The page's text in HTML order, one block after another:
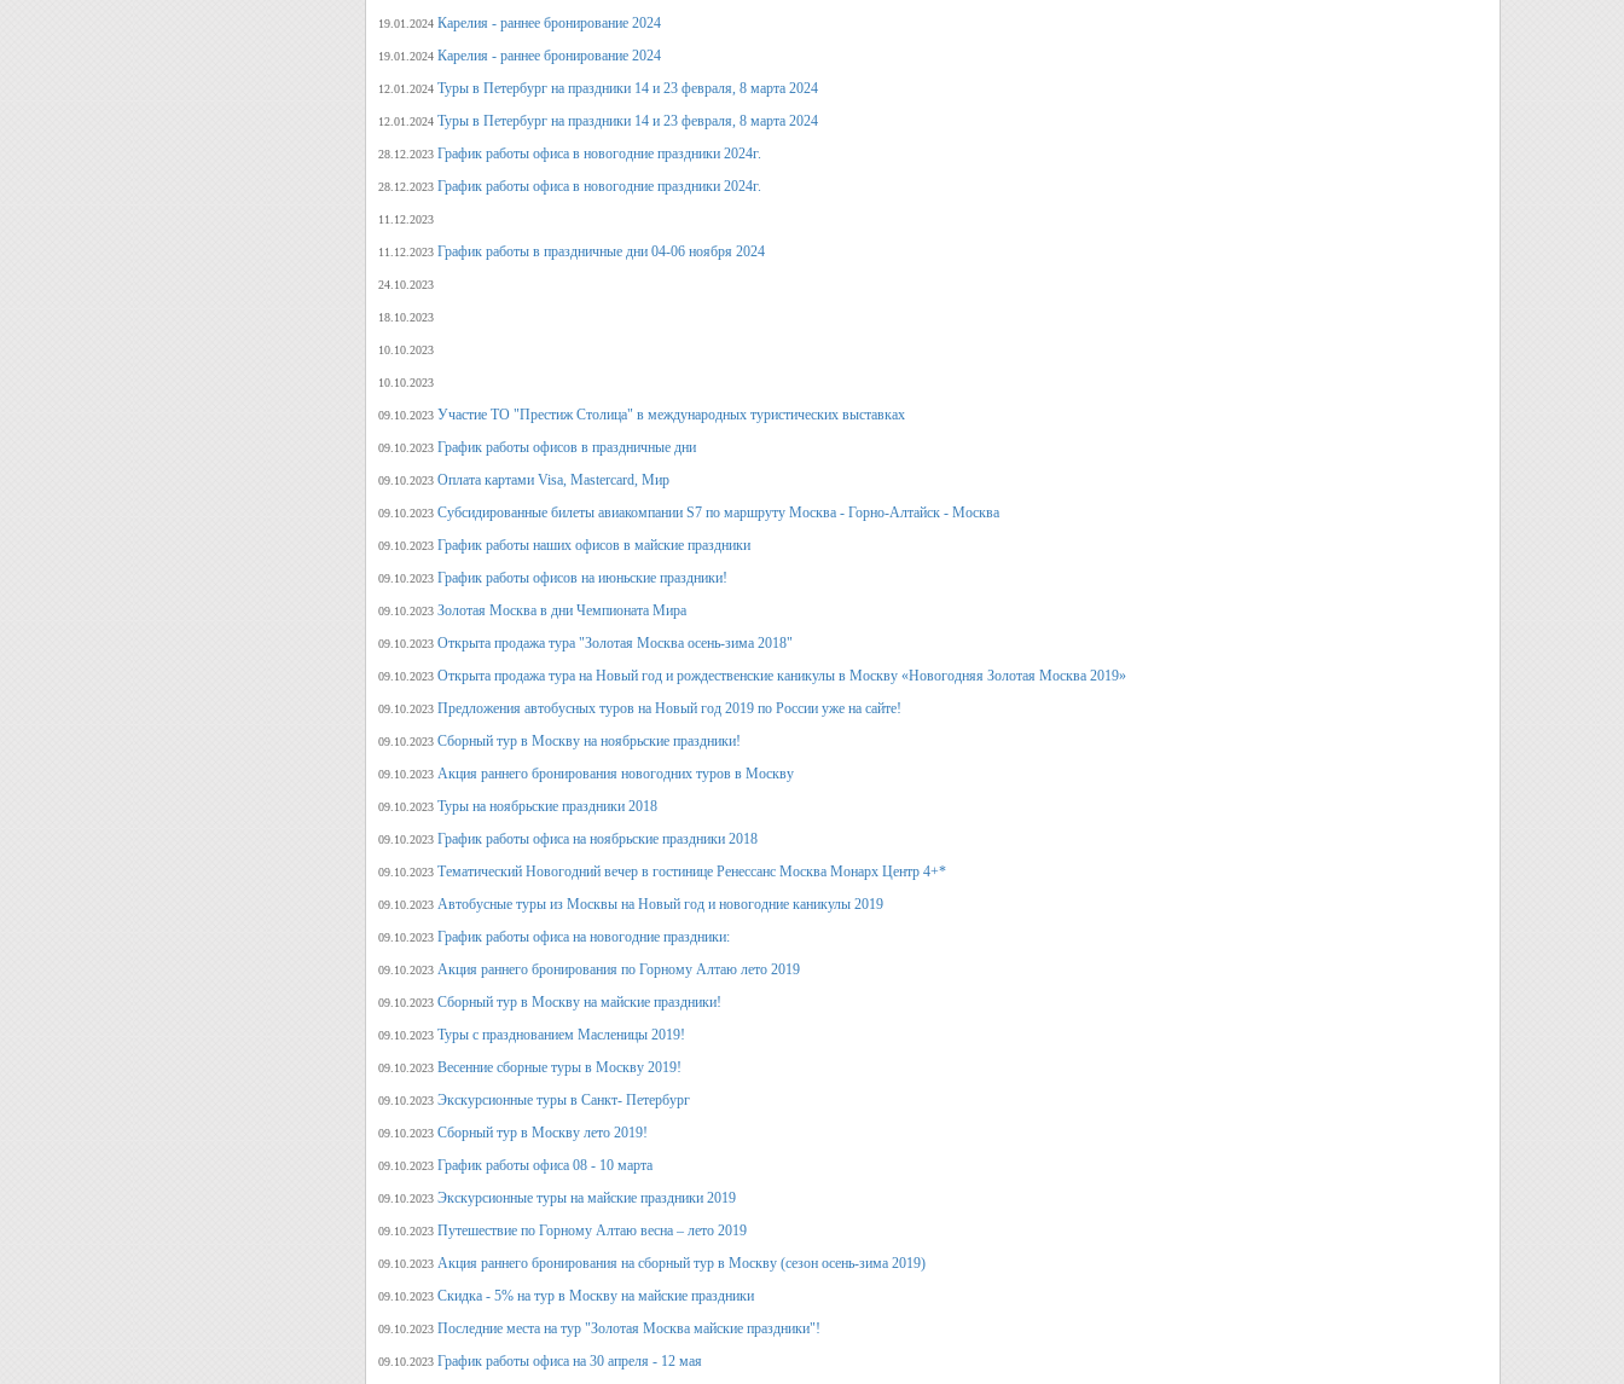
19.01.2024 Карелия - раннее бронирование 2024
19.01.2024 Карелия - раннее бронирование 2024
12.01.2024 Туры в Петербург на праздники 14 и 23 февраля, 8 марта 2024
12.01.2024 Туры в Петербург на праздники 14 и 23 февраля, 8 марта 2024
28.12.2023 График работы офиса в новогодние праздники 2024г.
28.12.2023 График работы офиса в новогодние праздники 2024г.
11.12.2023
11.12.2023 График работы в праздничные дни 04-06 ноября 2024
24.10.2023
18.10.2023
10.10.2023
10.10.2023
09.10.2023 Участие ТО "Престиж Столица" в международных туристических выставках
09.10.2023 График работы офисов в праздничные дни
09.10.2023 Оплата картами Visa, Mastercard, Мир
09.10.2023 Субсидированные билеты авиакомпании S7 по маршруту Москва - Горно-Алтайск - Москва
09.10.2023 График работы наших офисов в майские праздники
09.10.2023 График работы офисов на июньские праздники!
09.10.2023 Золотая Москва в дни Чемпионата Мира
09.10.2023 Открыта продажа тура "Золотая Москва осень-зима 2018"
09.10.2023 Открыта продажа тура на Новый год и рождественские каникулы в Москву «Новогодняя Золотая Москва 2019»
09.10.2023 Предложения автобусных туров на Новый год 2019 по России уже на сайте!
09.10.2023 Сборный тур в Москву на ноябрьские праздники!
09.10.2023 Акция раннего бронирования новогодних туров в Москву
09.10.2023 Туры на ноябрьские праздники 2018
09.10.2023 График работы офиса на ноябрьские праздники 2018
09.10.2023 Тематический Новогодний вечер в гостинице Ренессанс Москва Монарх Центр 4+*
09.10.2023 Автобусные туры из Москвы на Новый год и новогодние каникулы 2019
09.10.2023 График работы офиса на новогодние праздники:
09.10.2023 Акция раннего бронирования по Горному Алтаю лето 2019
09.10.2023 Сборный тур в Москву на майские праздники!
09.10.2023 Туры с празднованием Масленицы 2019!
09.10.2023 Весенние сборные туры в Москву 2019!
09.10.2023 Экскурсионные туры в Санкт- Петербург
09.10.2023 Сборный тур в Москву лето 2019!
09.10.2023 График работы офиса 08 - 10 марта
09.10.2023 Экскурсионные туры на майские праздники 2019
09.10.2023 Путешествие по Горному Алтаю весна – лето 2019
09.10.2023 Акция раннего бронирования на сборный тур в Москву (сезон осень-зима 2019)
09.10.2023 Скидка - 5% на тур в Москву на майские праздники
09.10.2023 Последние места на тур "Золотая Москва майские праздники"!
09.10.2023 График работы офиса на 30 апреля - 12 мая